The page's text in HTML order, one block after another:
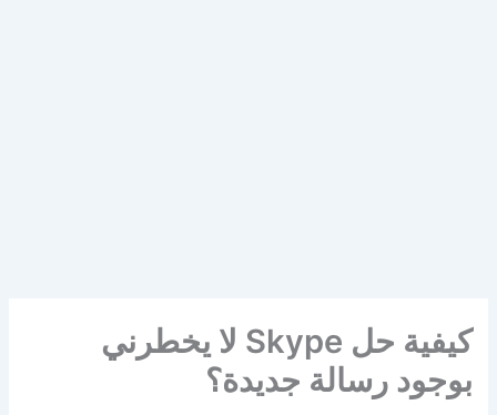
كيفية حل Skype لا يخطرني
بوجود رسالة جديدة؟